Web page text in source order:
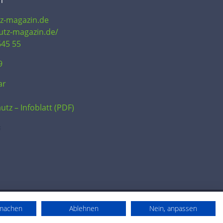
magazin.de
magazin.de/
55
– Infoblatt (PDF)
Ablehnen Nein, anpassen